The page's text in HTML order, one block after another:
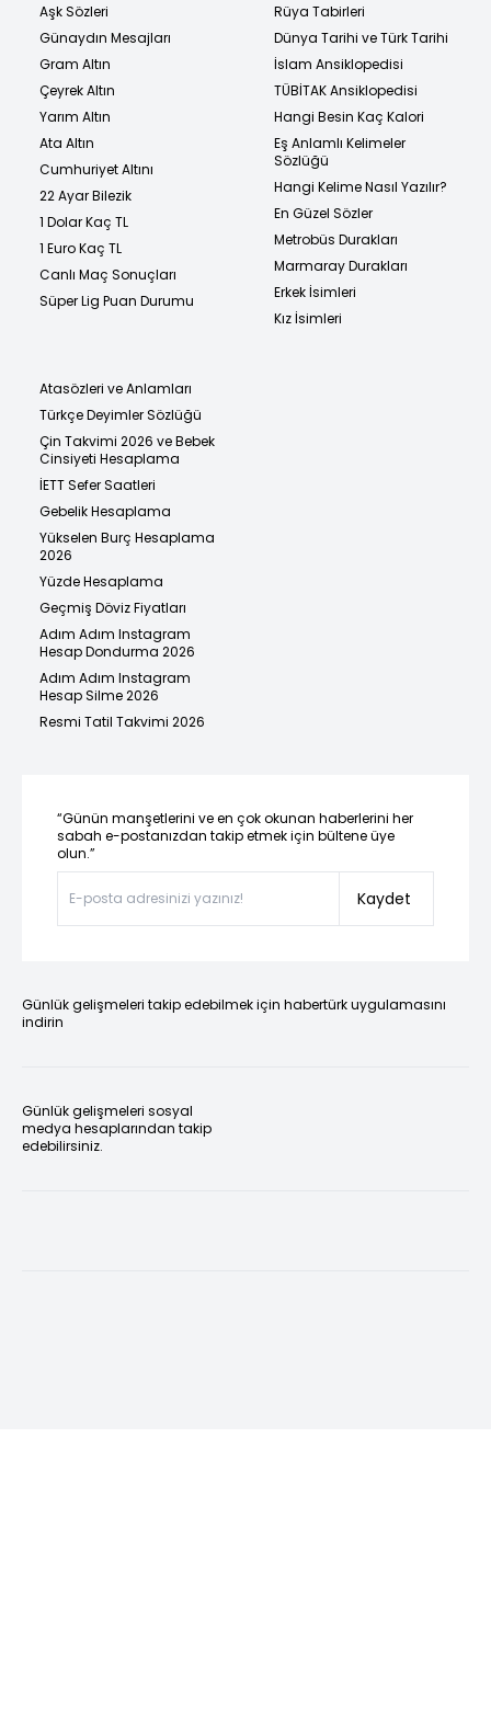
Aşk Sözleri
Günaydın Mesajları
Gram Altın
Çeyrek Altın
Yarım Altın
Ata Altın
Cumhuriyet Altını
22 Ayar Bilezik
1 Dolar Kaç TL
1 Euro Kaç TL
Canlı Maç Sonuçları
Süper Lig Puan Durumu
Rüya Tabirleri
Dünya Tarihi ve Türk Tarihi
İslam Ansiklopedisi
TÜBİTAK Ansiklopedisi
Hangi Besin Kaç Kalori
Eş Anlamlı Kelimeler
Sözlüğü
Hangi Kelime Nasıl Yazılır?
En Güzel Sözler
Metrobüs Durakları
Marmaray Durakları
Erkek İsimleri
Kız İsimleri
Atasözleri ve Anlamları
Türkçe Deyimler Sözlüğü
Çin Takvimi 2026 ve Bebek
Cinsiyeti Hesaplama
İETT Sefer Saatleri
Gebelik Hesaplama
Yükselen Burç Hesaplama
2026
Yüzde Hesaplama
Geçmiş Döviz Fiyatları
Adım Adım Instagram
Hesap Dondurma 2026
Adım Adım Instagram
Hesap Silme 2026
Resmi Tatil Takvimi 2026
“Günün manşetlerini ve en çok okunan haberlerini her
sabah e-postanızdan takip etmek için bültene üye
olun.”
Kaydet
Günlük gelişmeleri takip edebilmek için habertürk uygulamasını
indirin
Günlük gelişmeleri sosyal
medya hesaplarından takip
edebilirsiniz.